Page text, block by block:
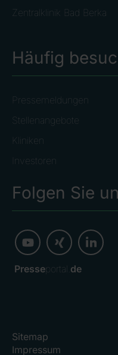
Zentralklinik Bad Berka
Häufig
Pressemeldungen
Stellenangebote
Kliniken
Investoren
Folgen Sie
Presseportal. de
Sitemap
Impressum